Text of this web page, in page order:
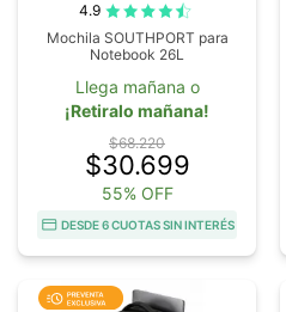
4.9
Mochila SOUTHPORT para
Notebook 26L
Llega mañana o
¡Retiralo mañana!
$68.220
$30.699
55% OFF
DESDE 6 CUOTAS SIN INTERÉS